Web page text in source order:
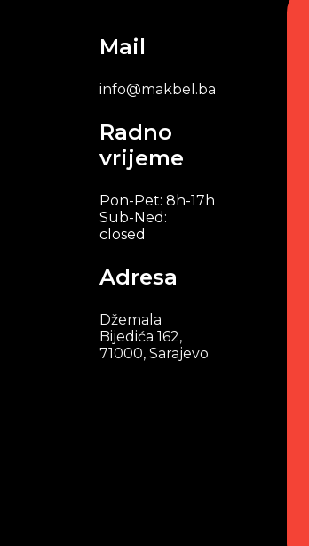
Mail
info@makbel.ba
Radno
vrijeme
Pon-Pet: 8h-17h
Sub-Ned:
closed
Adresa
Džemala
Bijedića 162,
71000, Sarajevo